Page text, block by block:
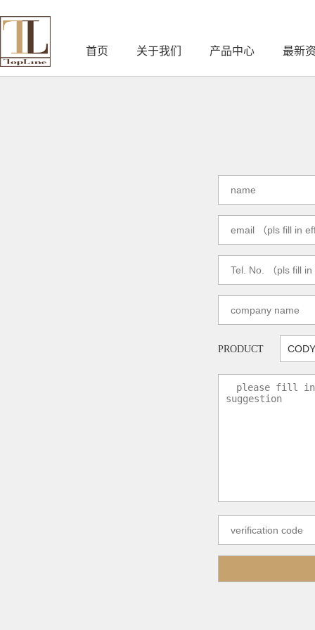
首页 关于我们 产品中心 最新
PRODUCT